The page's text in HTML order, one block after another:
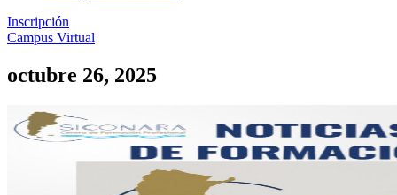
Inscripción
Campus Virtual
octubre 26, 2025